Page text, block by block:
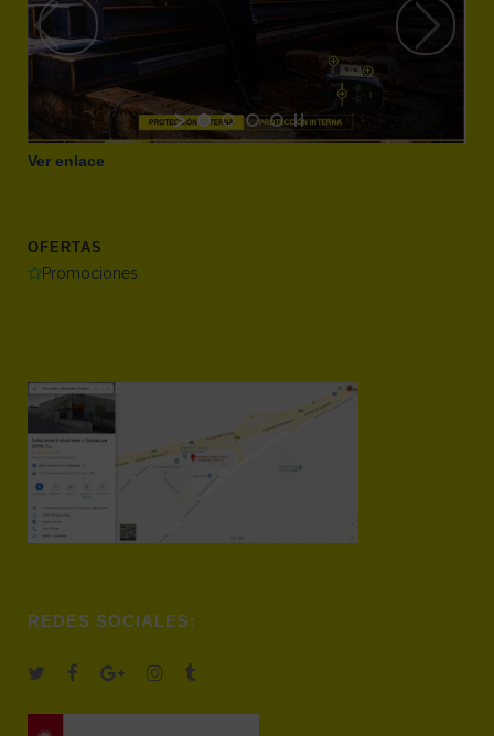
Ver enlace
OFERTAS
Promociones
REDES SOCIALES: